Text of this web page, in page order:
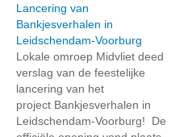
Lancering van
Bankjesverhalen in
Leidschendam-Voorburg
Lokale omroep Midvliet deed
verslag van de feestelijke
lancering van het
project Bankjesverhalen in
Leidschendam-Voorburg! De